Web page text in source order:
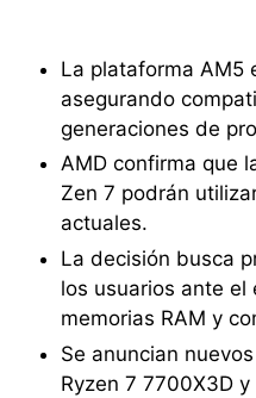
La plataforma AM5
asegurando
generaciones de
AMD confirma que
Zen 7 podrán
actuales.
La decisión busca
los usuarios ante el
memorias RAM y
Se anuncian
Ryzen 7 7700X3D